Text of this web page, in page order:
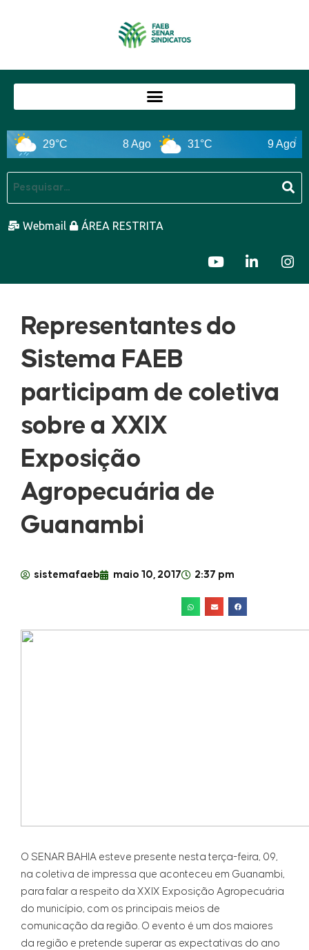
29°C 8 Ago 31°C 9 Ago
Webmail ÁREA RESTRITA
Representantes do
Sistema FAEB
participam de coletiva
sobre a XXIX
Exposição
Agropecuária de
Guanambi
sistemafaeb maio 10, 2017 2:37 pm
O SENAR BAHIA esteve presente nesta terça-feira, 09,
na coletiva de impressa que aconteceu em Guanambi,
para falar a respeito da XXIX Exposição Agropecuária
do município, com os principais meios de
comunicação da região. O evento é um dos maiores
da região e pretende superar as expectativas do ano